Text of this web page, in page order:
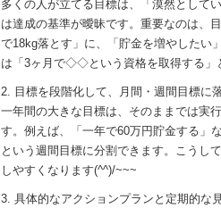
多くの人が立てる目標は、「漠然として
は達成の基準が曖昧です。重要なのは、
で18kg落とす」に、「貯金を増やしたい
は「3ヶ月で◇◇という資格を取得する」
2. 目標を段階化して、月間・週間目標に
一年間の大きな目標は、そのままでは実
す。例えば、「一年で60万円貯金する」
という週間目標に分割できます。こうし
しやすくなります(^^)/~~~
3. 具体的なアクションプランと定期的な